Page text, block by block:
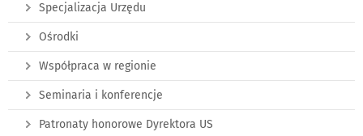
Specjalizacja Urzędu
Ośrodki
Współpraca w regionie
Seminaria i konferencje
Patronaty honorowe Dyrektora US